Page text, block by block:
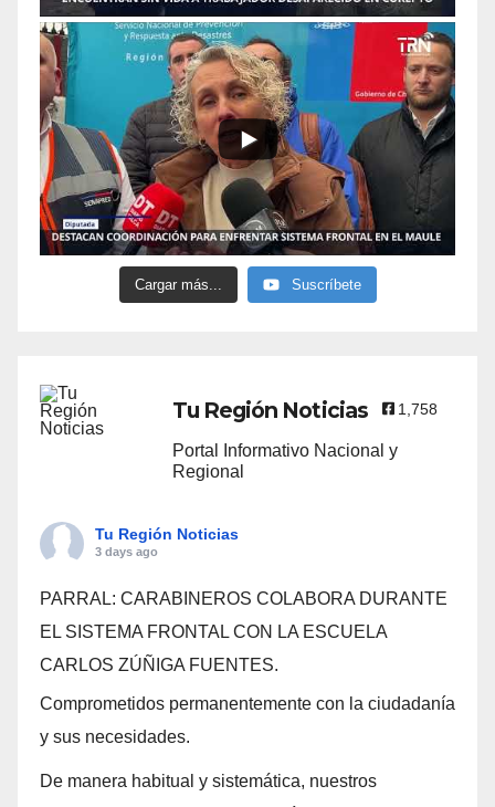
Cargar más... Suscríbete
Tu Región Noticias 1,758
Portal Informativo Nacional y
Regional
Tu Región Noticias
3 days ago
PARRAL: CARABINEROS COLABORA DURANTE
EL SISTEMA FRONTAL CON LA ESCUELA
CARLOS ZÚÑIGA FUENTES.
Comprometidos permanentemente con la ciudadanía
y sus necesidades.
De manera habitual y sistemática, nuestros